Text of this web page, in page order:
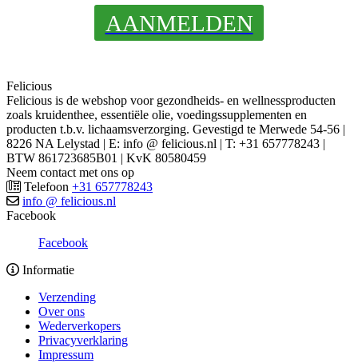
AANMELDEN
Felicious
Felicious is de webshop voor gezondheids- en wellnessproducten
zoals kruidenthee, essentiële olie, voedingssupplementen en
producten t.b.v. lichaamsverzorging. Gevestigd te Merwede 54-56 |
8226 NA Lelystad | E: info @ felicious.nl | T: +31 657778243 |
BTW 861723685B01 | KvK 80580459
Neem contact met ons op
Telefoon +31 657778243
info @ felicious.nl
Facebook
Facebook
Informatie
Verzending
Over ons
Wederverkopers
Privacyverklaring
Impressum